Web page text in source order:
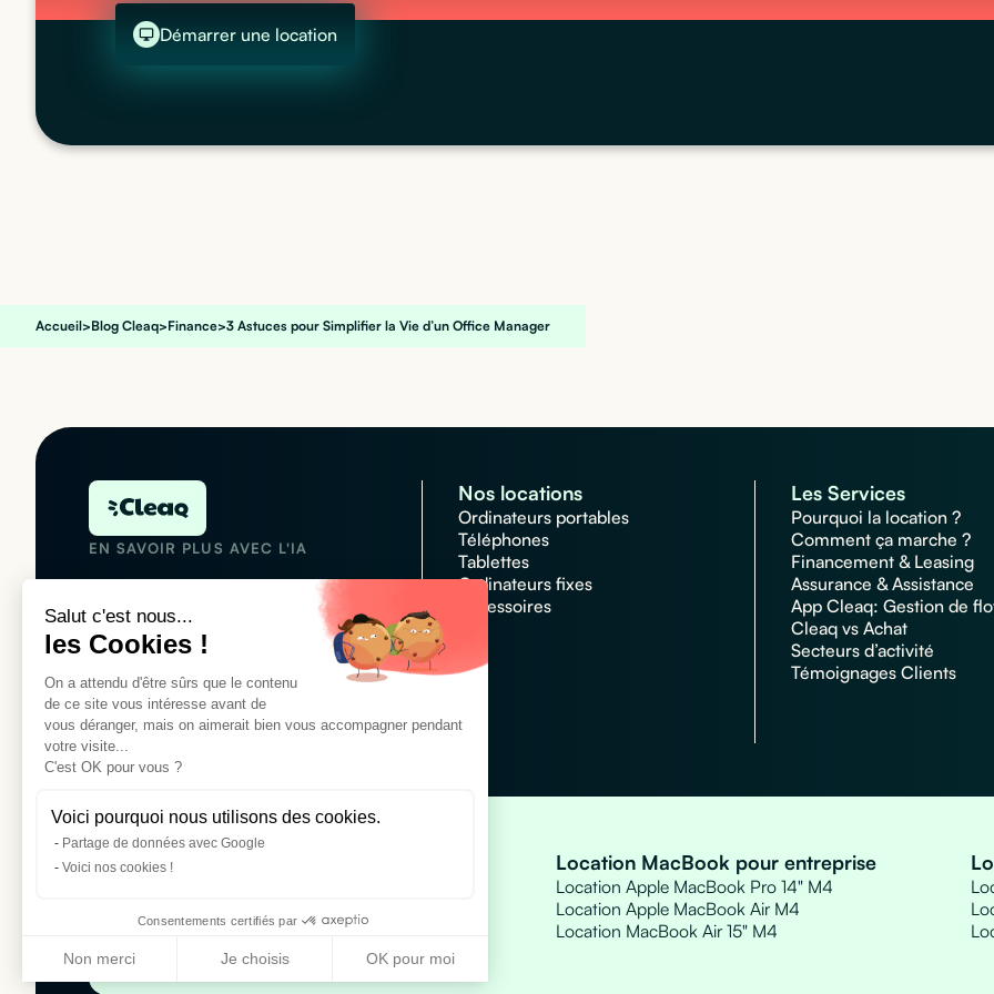
Salut c'est nous...
les Cookies !
On a attendu d'être sûrs que le contenu
de ce site vous intéresse avant de
vous déranger, mais on aimerait bien vous accompagner pendant
votre visite...
C'est OK pour vous ?
Voici pourquoi nous utilisons des cookies.
Partage de données avec Google
Voici nos cookies !
Consentements certifiés par
Non merci Je choisis OK pour moi
Démarrer une location
Accueil>Blog Cleaq>Finance>3 Astuces pour Simplifier la Vie d’un Office Manager
EN SAVOIR PLUS AVEC L'IA
locations informatique
Customer rating : 4,7/5
Nos locations
Ordinateurs portables
Téléphones
Tablettes
Ordinateurs fixes
Accessoires
Les Services
Pourquoi la location ?
Comment ça marche ?
Financement & Leasing
Assurance & Assistance
App Cleaq: Gestion de
Cleaq vs Achat
Secteurs d’activité
Témoignages Clients
Location téléphones pour entreprise
Location Apple iPhone 16 Pro Max
Location Samsung Galaxy S25
Location MacBook pour entreprise
Location Apple MacBook Pro 14" M4
Location Apple MacBook Air M4
Location MacBook Air 15" M4